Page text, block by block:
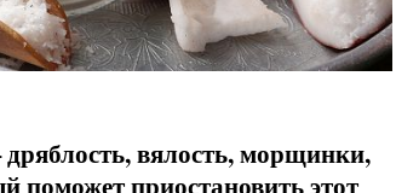
вялость, морщинки,
поможет приостановить этот